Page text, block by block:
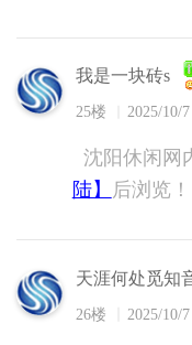
我是一块砖s
25楼 2025/10/
沈阳休闲网
陆】
后浏览！
天涯何处觅知
26楼 2025/10/